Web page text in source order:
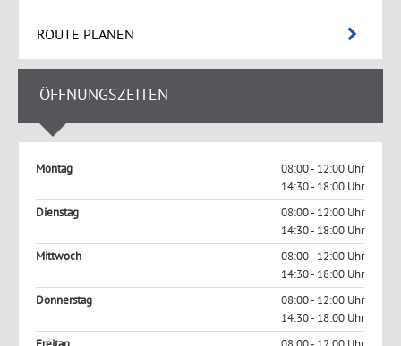
ROUTE PLANEN
ÖFFNUNGSZEITEN
Montag
08:00 - 12:00 Uhr
14:30 - 18:00 Uhr
Dienstag
08:00 - 12:00 Uhr
14:30 - 18:00 Uhr
Mittwoch
08:00 - 12:00 Uhr
14:30 - 18:00 Uhr
Donnerstag
08:00 - 12:00 Uhr
14:30 - 18:00 Uhr